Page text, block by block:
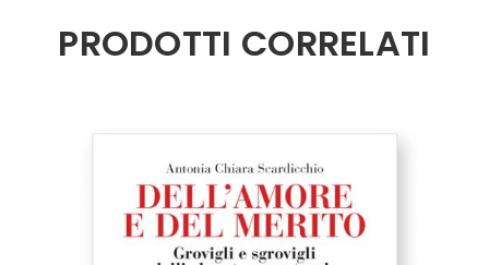
PRODOTTI CORRELATI